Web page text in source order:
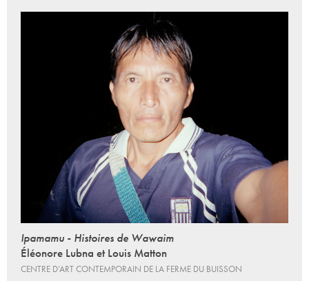
Ipamamu - Histoires de Wawaim
Éléonore Lubna et Louis Matton
CENTRE D’ART CONTEMPORAIN DE LA FERME DU BUISSON